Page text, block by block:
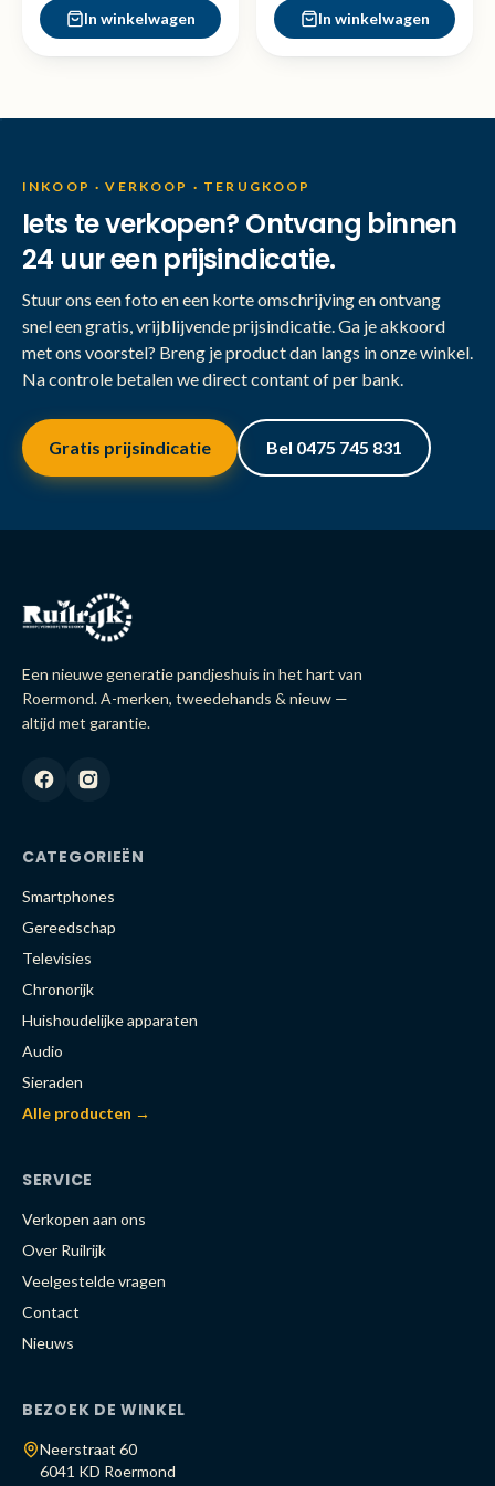
In winkelwagen In winkelwagen
INKOOP · VERKOOP · TERUGKOOP
Iets te verkopen? Ontvang binnen
24 uur een prijsindicatie.
Stuur ons een foto en een korte omschrijving en ontvang
snel een gratis, vrijblijvende prijsindicatie. Ga je akkoord
met ons voorstel? Breng je product dan langs in onze winkel.
Na controle betalen we direct contant of per bank.
Gratis prijsindicatie Bel 0475 745 831
Een nieuwe generatie pandjeshuis in het hart van
Roermond. A-merken, tweedehands & nieuw —
altijd met garantie.
CATEGORIEËN
Smartphones
Gereedschap
Televisies
Chronorijk
Huishoudelijke apparaten
Audio
Sieraden
Alle producten →
SERVICE
Verkopen aan ons
Over Ruilrijk
Veelgestelde vragen
Contact
Nieuws
BEZOEK DE WINKEL
Neerstraat 60
6041 KD Roermond